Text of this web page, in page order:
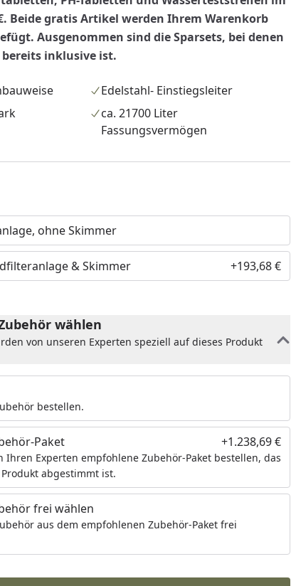
Beide gratis Artikel werden Ihrem Warenkorb
Ausgenommen sind die Sparsets, bei denen
inklusive ist.
Edelstahl- Einstiegsleiter
ca. 21700 Liter
Fassungsvermögen
ohne Skimmer
& Skimmer +193,68 €
wählen
von unseren Experten speziell auf dieses Produkt
bestellen.
Paket +1.238,69 €
Ihren Experten empfohlene Zubehör-Paket bestellen, das
abgestimmt ist.
frei wählen
aus dem empfohlenen Zubehör-Paket frei